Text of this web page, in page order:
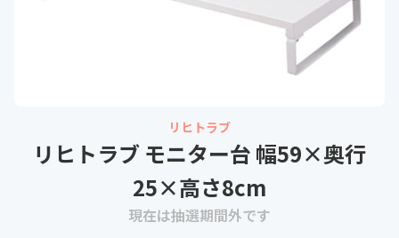
リヒトラブ
リヒトラブ モニター台 幅59×奥行
25×高さ8cm
現在は抽選期間外です